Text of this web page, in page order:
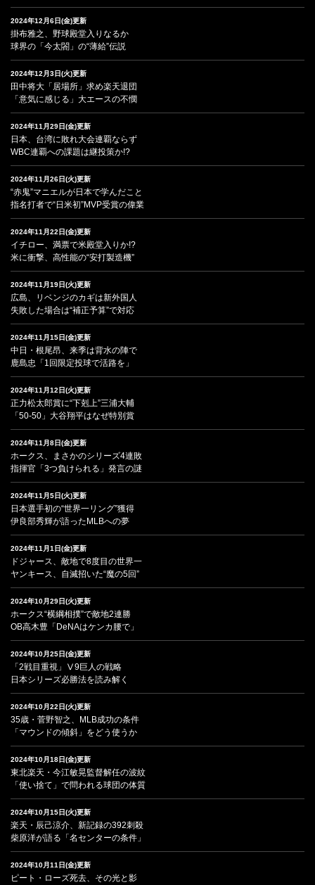
2024年12月6日(金)更新
掛布雅之、野球殿堂入りなるか
球界の「今太閤」の“薄給”伝説
2024年12月3日(火)更新
田中将大「居場所」求め楽天退団
「意気に感じる」大エースの不憫
2024年11月29日(金)更新
日本、台湾に敗れ大会連覇ならず
WBC連覇への課題は継投策か!?
2024年11月26日(火)更新
“赤鬼”マニエルが日本で学んだこと
指名打者で“日米初”MVP受賞の偉業
2024年11月22日(金)更新
イチロー、満票で米殿堂入りか!?
米に衝撃、高性能の“安打製造機”
2024年11月19日(火)更新
広島、リベンジのカギは新外国人
失敗した場合は“補正予算”で対応
2024年11月15日(金)更新
中日・根尾昂、来季は背水の陣で
鹿島忠「1回限定投球で活路を」
2024年11月12日(火)更新
正力松太郎賞に“下剋上”三浦大輔
「50-50」大谷翔平はなぜ特別賞
2024年11月8日(金)更新
ホークス、まさかのシリーズ4連敗
指揮官「3つ負けられる」発言の謎
2024年11月5日(火)更新
日本選手初の“世界一リング”獲得
伊良部秀輝が語ったMLBへの夢
2024年11月1日(金)更新
ドジャース、敵地で8度目の世界一
ヤンキース、自滅招いた“魔の5回”
2024年10月29日(火)更新
ホークス“横綱相撲”で敵地2連勝
OB高木豊「DeNAはケンカ腰で」
2024年10月25日(金)更新
「2戦目重視」Ⅴ9巨人の戦略
日本シリーズ必勝法を読み解く
2024年10月22日(火)更新
35歳・菅野智之、MLB成功の条件
「マウンドの傾斜」をどう使うか
2024年10月18日(金)更新
東北楽天・今江敏晃監督解任の波紋
「使い捨て」で問われる球団の体質
2024年10月15日(火)更新
楽天・辰己涼介、新記録の392刺殺
柴原洋が語る「名センターの条件」
2024年10月11日(金)更新
ピート・ローズ死去、その光と影